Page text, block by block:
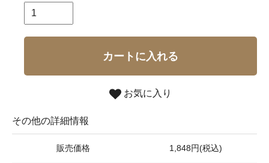
カートに入れる
お気に入り
その他の詳細情報
販売価格 1,848円(税込)